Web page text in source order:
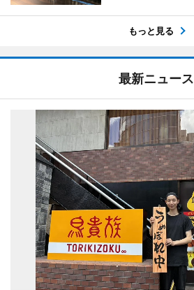
もっと見る
最新ニュース